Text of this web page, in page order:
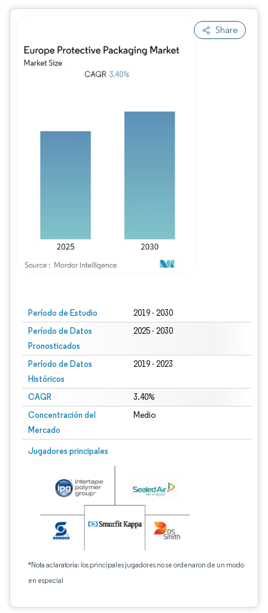
Share
Período de Estudio 2019 - 2030
Período de Datos
Pronosticados
2025 - 2030
Período de Datos
Históricos
2019 - 2023
CAGR 3.40%
Concentración del
Mercado
Medio
Jugadores principales
*Nota aclaratoria: los principales jugadores no se ordenaron de un modo
en especial